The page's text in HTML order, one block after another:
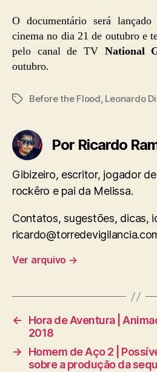
O documentário será
cinema no dia 21 de outubro e
pelo canal de TV National
outubro.
TagsBefore the Flood, Leonardo
Por Ricardo
Gibizeiro, escritor, jogador
rockêro e pai da Melissa.
Contatos, sugestões, dicas,
Ver arquivo →
←
Hora de Aventura |
2018
→
Homem de Aço 2 |
sobre a produção da